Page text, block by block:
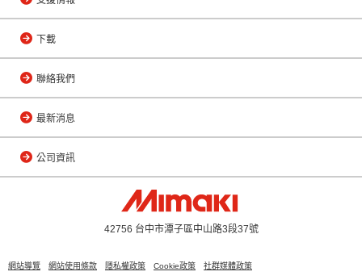
下載
聯絡我們
最新消息
公司資訊
42756 台中市潭子區中山路3段37號
網站導覽 網站使用條款 隱私權政策 Cookie政策 社群媒體政策